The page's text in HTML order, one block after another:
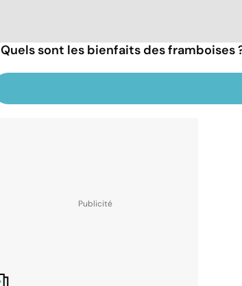
Quels sont les bienfaits des framboises